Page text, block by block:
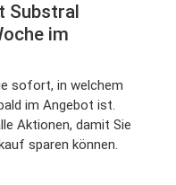
Substral
im
sofort, in welchem
im Angebot ist.
Aktionen, damit Sie
sparen können.